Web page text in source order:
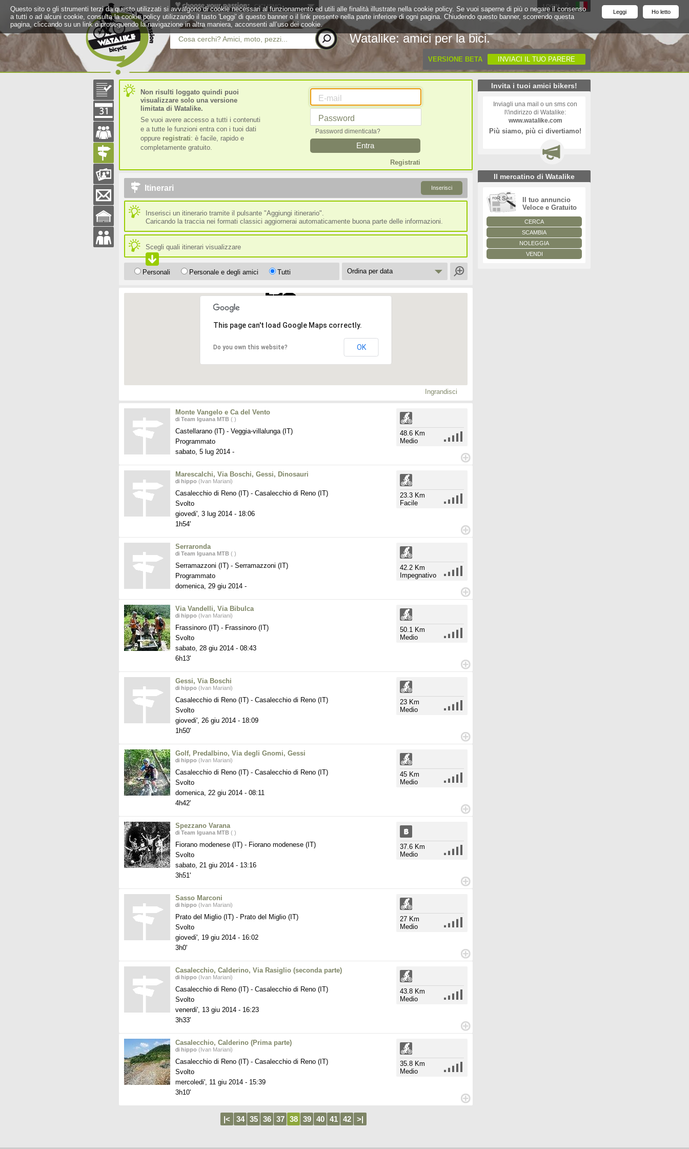
Cosa cerchi? Amici, moto, pezzi... Watalike: amici per la bici.
VERSIONE BETA INVIACI IL TUO PARERE
CICLISMO LOGIN ?
Non risulti loggato quindi puoi
visualizzare solo una versione
limitata di Watalike.
Se vuoi avere accesso a tutti i contenuti
e a tutte le funzioni entra con i tuoi dati
oppure registrati: è facile, rapido e
completamente gratuito.
E-mail
Password
Password dimenticata?
Entra
Registrati
Itinerari Inserisci
Inserisci un itinerario tramite il pulsante "Aggiungi itinerario".
Caricando la traccia nei formati classici aggiornerai automaticamente buona parte delle informazioni.
Scegli quali itinerari visualizzare
Personali Personale e degli amici Tutti Ordina per data
This page can't load Google Maps correctly.
Do you own this website? OK
Ingrandisci
Monte Vangelo e Ca del Vento
di Team Iguana MTB ( )
Castellarano (IT) - Veggia-villalunga (IT)
Programmato
sabato, 5 lug 2014 -
48.6 Km
Medio
Marescalchi, Via Boschi, Gessi, Dinosauri
di hippo (Ivan Mariani)
Casalecchio di Reno (IT) - Casalecchio di Reno (IT)
Svolto
giovedi', 3 lug 2014 - 18:06
1h54'
23.3 Km
Facile
Serraronda
di Team Iguana MTB ( )
Serramazzoni (IT) - Serramazzoni (IT)
Programmato
domenica, 29 giu 2014 -
42.2 Km
Impegnativo
Via Vandelli, Via Bibulca
di hippo (Ivan Mariani)
Frassinoro (IT) - Frassinoro (IT)
Svolto
sabato, 28 giu 2014 - 08:43
6h13'
50.1 Km
Medio
Gessi, Via Boschi
di hippo (Ivan Mariani)
Casalecchio di Reno (IT) - Casalecchio di Reno (IT)
Svolto
giovedi', 26 giu 2014 - 18:09
1h50'
23 Km
Medio
Golf, Predalbino, Via degli Gnomi, Gessi
di hippo (Ivan Mariani)
Casalecchio di Reno (IT) - Casalecchio di Reno (IT)
Svolto
domenica, 22 giu 2014 - 08:11
4h42'
45 Km
Medio
Spezzano Varana
di Team Iguana MTB ( )
Fiorano modenese (IT) - Fiorano modenese (IT)
Svolto
sabato, 21 giu 2014 - 13:16
3h51'
37.6 Km
Medio
Sasso Marconi
di hippo (Ivan Mariani)
Prato del Miglio (IT) - Prato del Miglio (IT)
Svolto
giovedi', 19 giu 2014 - 16:02
3h0'
27 Km
Medio
Casalecchio, Calderino, Via Rasiglio (seconda parte)
di hippo (Ivan Mariani)
Casalecchio di Reno (IT) - Casalecchio di Reno (IT)
Svolto
venerdi', 13 giu 2014 - 16:23
3h33'
43.8 Km
Medio
Casalecchio, Calderino (Prima parte)
di hippo (Ivan Mariani)
Casalecchio di Reno (IT) - Casalecchio di Reno (IT)
Svolto
mercoledi', 11 giu 2014 - 15:39
3h10'
35.8 Km
Medio
|< 34 35 36 37 38 39 40 41 42 >|
Invita i tuoi amici bikers!
Inviagli una mail o un sms con
l\'indirizzo di Watalike:
www.watalike.com
Più siamo, più ci divertiamo!
Il mercatino di Watalike
Il tuo annuncio
Veloce e Gratuito
CERCA
SCAMBIA
NOLEGGIA
VENDI
Questo sito o gli strumenti terzi da questo utilizzati si avvalgono di cookie necessari al funzionamento ed utili alle finalità illustrate nella cookie policy. Se vuoi saperne di più o negare il consenso
a tutti o ad alcuni cookie, consulta la cookie policy utilizzando il tasto 'Leggi' di questo banner o il link presente nella parte inferiore di ogni pagina. Chiudendo questo banner, scorrendo questa
pagina, cliccando su un link o proseguendo la navigazione in altra maniera, acconsenti all’uso dei cookie.
Ho letto
Leggi